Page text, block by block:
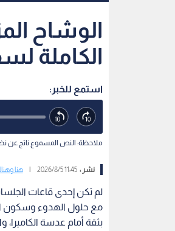
الوشاح
الكاملة
استمع للخبر:
ملاحظة: النص المسموع ناتج عن
نشر :11:45 2026/8/5 هنا
لم تكن إحدى قاعات
مع حلول الهدوء وسكون
بثقة أمام عدسة